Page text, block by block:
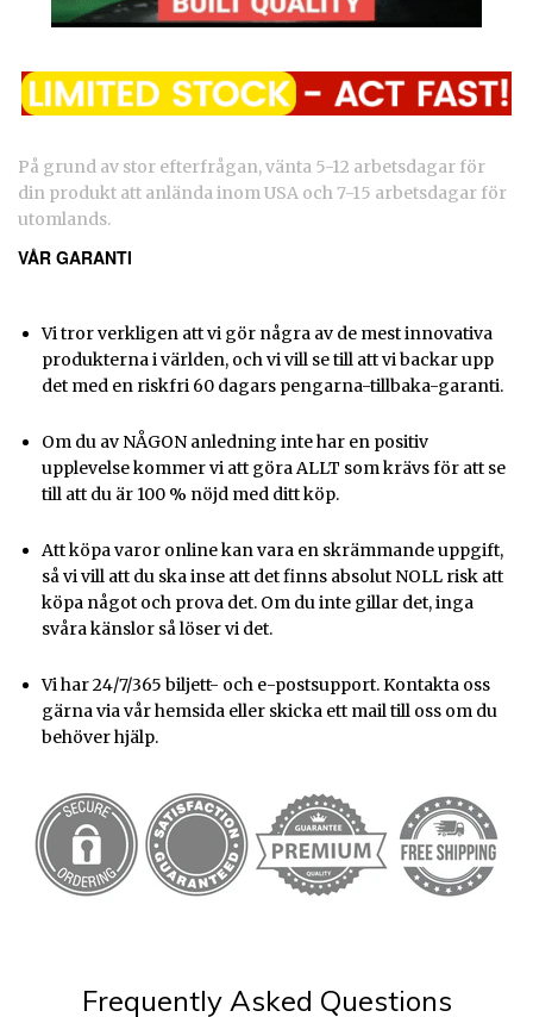
På grund av stor efterfrågan, vänta 5-12 arbetsdagar för
din produkt att anlända inom USA och 7-15 arbetsdagar för
utomlands.
VÅR GARANTI
Vi tror verkligen att vi gör några av de mest innovativa
produkterna i världen, och vi vill se till att vi backar upp
det med en riskfri 60 dagars pengarna-tillbaka-garanti.
Om du av NÅGON anledning inte har en positiv
upplevelse kommer vi att göra ALLT som krävs för att se
till att du är 100 % nöjd med ditt köp.
Att köpa varor online kan vara en skrämmande uppgift,
så vi vill att du ska inse att det finns absolut NOLL risk att
köpa något och prova det. Om du inte gillar det, inga
svåra känslor så löser vi det.
Vi har 24/7/365 biljett- och e-postsupport. Kontakta oss
gärna via vår hemsida eller skicka ett mail till oss om du
behöver hjälp.
Frequently Asked Questions